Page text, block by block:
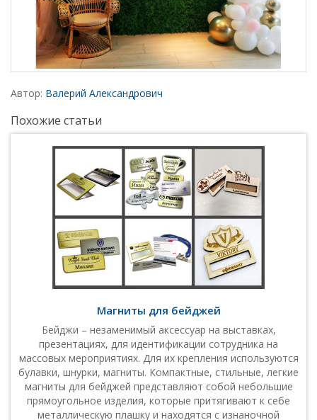
Автор: Валерий Александрович
Похожие статьи
Магниты для бейджей
Бейджи – незаменимый аксессуар на выставках,
презентациях, для идентификации сотрудника на
массовых мероприятиях. Для их крепления используются
булавки, шнурки, магниты. Компактные, стильные, легкие
магниты для бейджей представляют собой небольшие
прямоугольное изделия, которые притягивают к себе
металлическую плашку и находятся с изнаночной